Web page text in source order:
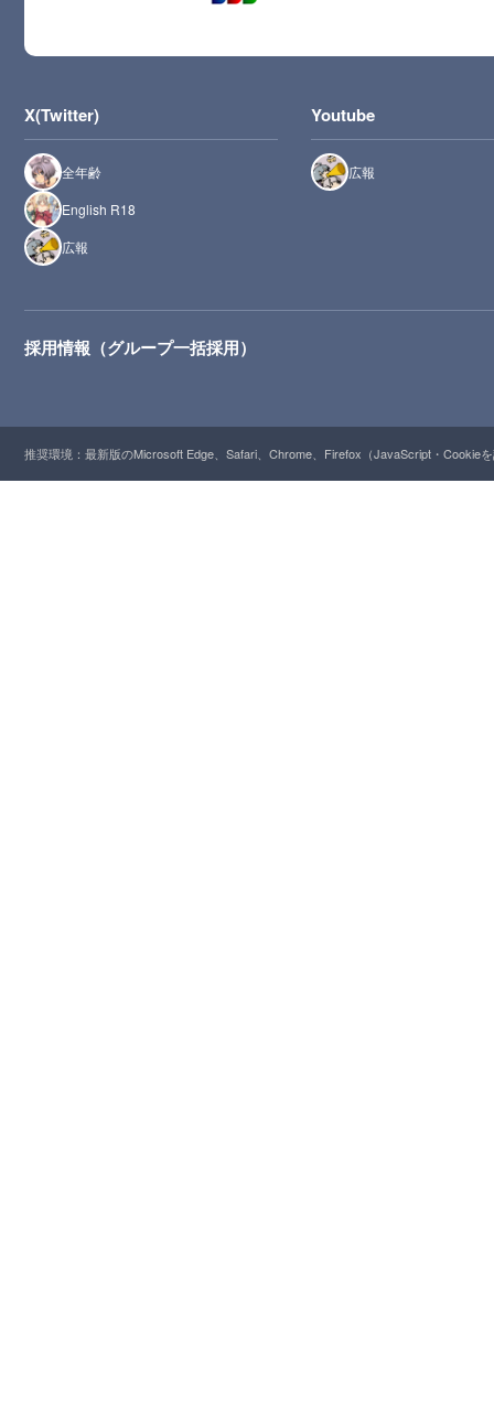
X(Twitter)
全年齢
English R18
広報
Youtube
広報
採用情報（グループ一括採用）
推奨環境：最新版のMicrosoft Edge、Safari、Chrome、Firefox（JavaScript・Cookie